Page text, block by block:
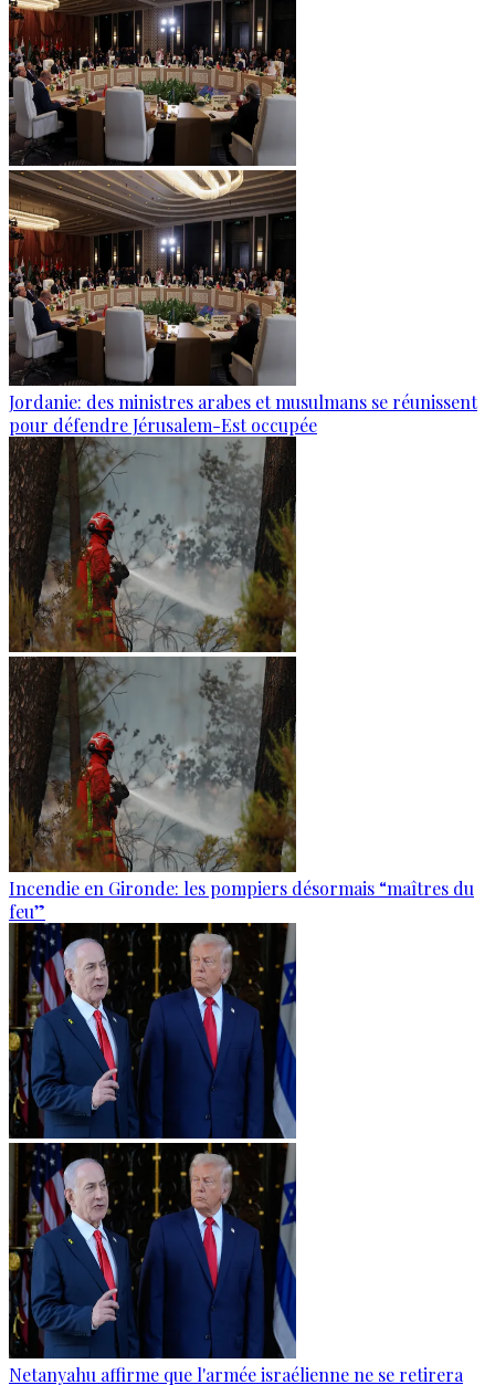
Jordanie: des ministres arabes et musulmans se réunissent
pour défendre Jérusalem-Est occupée
Incendie en Gironde: les pompiers désormais “maîtres du
feu”
Netanyahu affirme que l'armée israélienne ne se retirera